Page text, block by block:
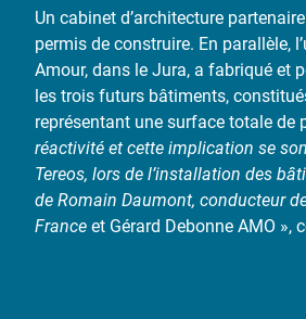
Un cabinet d’architecture
permis de construire. En parallèle,
Amour, dans le Jura, a fabriqué et
les trois futurs bâtiments,
représentant une surface totale de
réactivité et cette implication se
Tereos, lors de l’installation des
de Romain Daumont, conducteur
France et Gérard Debonne AMO »,